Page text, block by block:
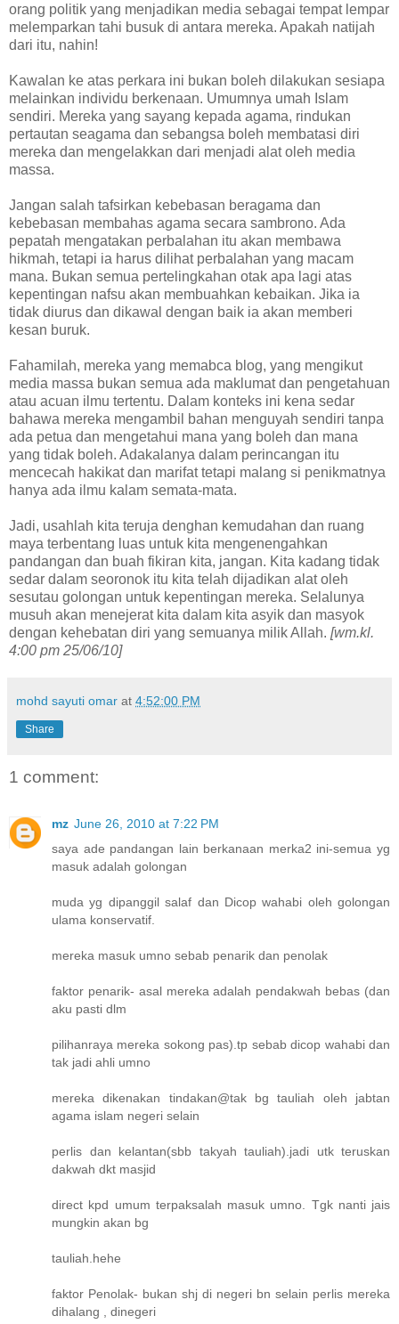
orang politik yang menjadikan media sebagai tempat lempar
melemparkan tahi busuk di antara mereka. Apakah natijah
dari itu, nahin!
Kawalan ke atas perkara ini bukan boleh dilakukan sesiapa
melainkan individu berkenaan. Umumnya umah Islam
sendiri. Mereka yang sayang kepada agama, rindukan
pertautan seagama dan sebangsa boleh membatasi diri
mereka dan mengelakkan dari menjadi alat oleh media
massa.
Jangan salah tafsirkan kebebasan beragama dan
kebebasan membahas agama secara sambrono. Ada
pepatah mengatakan perbalahan itu akan membawa
hikmah, tetapi ia harus dilihat perbalahan yang macam
mana. Bukan semua pertelingkahan otak apa lagi atas
kepentingan nafsu akan membuahkan kebaikan. Jika ia
tidak diurus dan dikawal dengan baik ia akan memberi
kesan buruk.
Fahamilah, mereka yang memabca blog, yang mengikut
media massa bukan semua ada maklumat dan pengetahuan
atau acuan ilmu tertentu. Dalam konteks ini kena sedar
bahawa mereka mengambil bahan menguyah sendiri tanpa
ada petua dan mengetahui mana yang boleh dan mana
yang tidak boleh. Adakalanya dalam perincangan itu
mencecah hakikat dan marifat tetapi malang si penikmatnya
hanya ada ilmu kalam semata-mata.
Jadi, usahlah kita teruja denghan kemudahan dan ruang
maya terbentang luas untuk kita mengenengahkan
pandangan dan buah fikiran kita, jangan. Kita kadang tidak
sedar dalam seoronok itu kita telah dijadikan alat oleh
sesutau golongan untuk kepentingan mereka. Selalunya
musuh akan menejerat kita dalam kita asyik dan masyok
dengan kehebatan diri yang semuanya milik Allah. [wm.kl.
4:00 pm 25/06/10]
mohd sayuti omar at 4:52:00 PM
Share
1 comment:
mz June 26, 2010 at 7:22 PM
saya ade pandangan lain berkanaan merka2 ini-semua yg
masuk adalah golongan
muda yg dipanggil salaf dan Dicop wahabi oleh golongan
ulama konservatif.
mereka masuk umno sebab penarik dan penolak
faktor penarik- asal mereka adalah pendakwah bebas (dan
aku pasti dlm
pilihanraya mereka sokong pas).tp sebab dicop wahabi dan
tak jadi ahli umno
mereka dikenakan tindakan@tak bg tauliah oleh jabtan
agama islam negeri selain
perlis dan kelantan(sbb takyah tauliah).jadi utk teruskan
dakwah dkt masjid
direct kpd umum terpaksalah masuk umno. Tgk nanti jais
mungkin akan bg
tauliah.hehe
faktor Penolak- bukan shj di negeri bn selain perlis mereka
dihalang , dinegeri